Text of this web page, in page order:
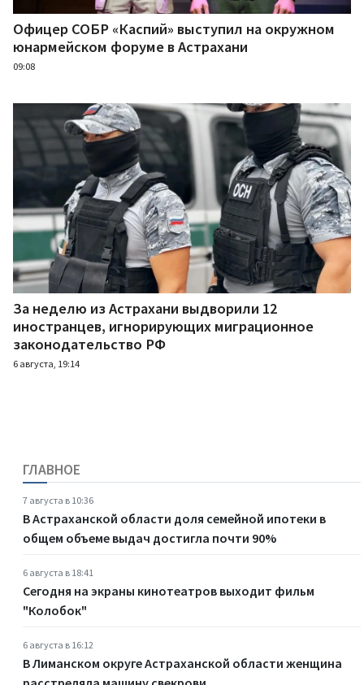
Офицер СОБР «Каспий» выступил на окружном
юнармейском форуме в Астрахани
09:08
За неделю из Астрахани выдворили 12
иностранцев, игнорирующих миграционное
законодательство РФ
6 августа, 19:14
ГЛАВНОЕ
7 августа в 10:36
В Астраханской области доля семейной ипотеки в
общем объеме выдач достигла почти 90%
6 августа в 18:41
Сегодня на экраны кинотеатров выходит фильм
"Колобок"
6 августа в 16:12
В Лиманском округе Астраханской области женщина